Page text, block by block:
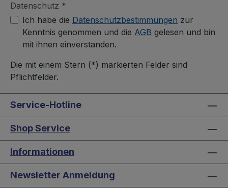
Datenschutz *
Ich habe die Datenschutzbestimmungen zur
Kenntnis genommen und die AGB gelesen und bin
mit ihnen einverstanden.
Die mit einem Stern (*) markierten Felder sind
Pflichtfelder.
Service-Hotline
Shop Service
Informationen
Newsletter Anmeldung